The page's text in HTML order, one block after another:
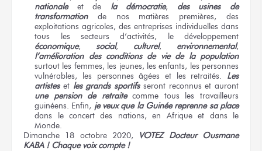
nationaleet de la démocratie, des usines de
transformationde nos matières premières, des
exploitations agricoles, des entreprises individuelles dans
tous les secteurs d’activités, le développement
économique,social, culturel, environnemental,
l’amélioration des conditions de vie de la population
surtout les femmes, les jeunes, les enfants, les personnes
vulnérables, les personnes âgées et les retraités. Les
artisteset les grands sportifsseront reconnus et auront
une pension de retraitecomme tous les travailleurs
guinéens. Enfin, je veux que la Guinée reprenne sa place
dans le concert des nations, en Afrique et dans le
Monde.
Dimanche 18 octobre 2020, VOTEZ Docteur Ousmane
KABA ! Chaque voix compte !